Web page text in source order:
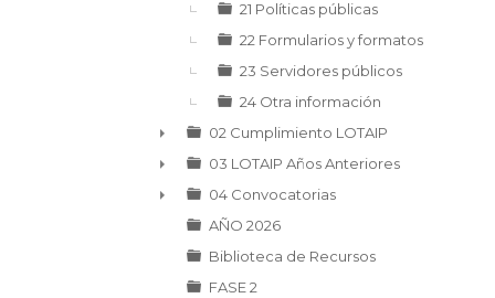
21 Políticas públicas
22 Formularios y formatos
23 Servidores públicos
24 Otra información
►
02 Cumplimiento LOTAIP
►
03 LOTAIP Años Anteriores
04 Convocatorias
AÑO 2026
Biblioteca de Recursos
FASE 2